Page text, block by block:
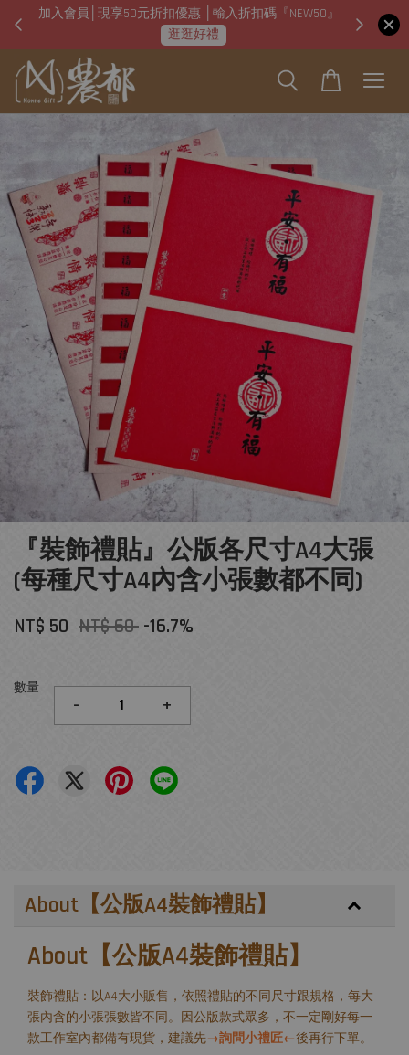
加入會員│現享50元折扣優惠 │輸入折扣碼『NEW50』
逛逛好禮
即日
『裝飾禮貼』公版各尺寸A4大張
(每種尺寸A4內含小張數都不同)
NT$ 50 NT$ 60 -16.7%
數量
- +
About【公版A4裝飾禮貼】
About【公版A4裝飾禮貼】
裝飾禮貼：以A4大小販售，依照禮貼的不同尺寸跟規格，每大
張內含的小張張數皆不同。因公版款式眾多，不一定剛好每一
款工作室內都備有現貨，建議先→詢問小禮匠←後再行下單。